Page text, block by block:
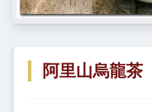
阿里山烏龍茶